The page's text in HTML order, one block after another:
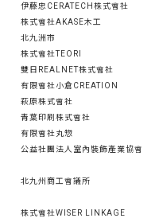
伊藤忠CERATECH株式會社
株式會社AKASE木工
北九洲市
株式會社TEORI
雙日REALNET株式會社
有限會社小倉CREATION
萩原株式會社
青葉印刷株式會社
有限會社丸惣
公益社團法人室內裝飾產業協會
北九州商工會議所
株式會社WISER LINKAGE